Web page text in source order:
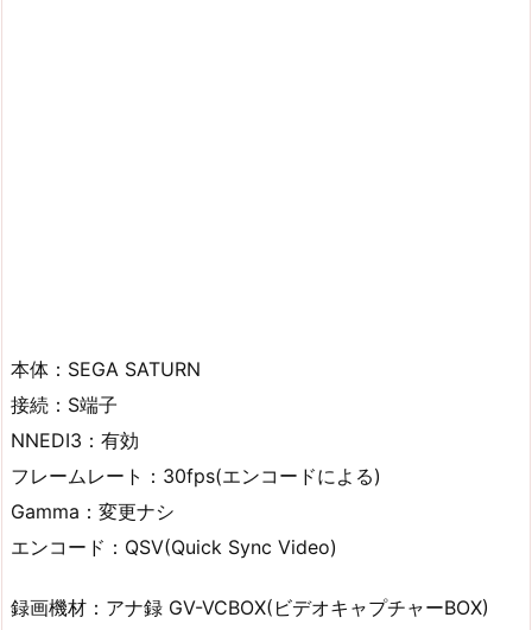
本体：SEGA SATURN
接続：S端子
NNEDI3：有効
フレームレート：30fps(エンコードによる)
Gamma：変更ナシ
エンコード：QSV(Quick Sync Video)
録画機材：アナ録 GV-VCBOX(ビデオキャプチャーBOX)